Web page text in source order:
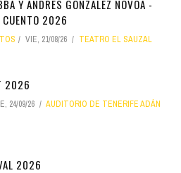
Y ANDRÉS GONZÁLEZ NOVOA -
CUENTO 2026
VIE, 21/08/26 TEATRO EL SAUZAL
2026
24/09/26
AUDITORIO DE TENERIFE ADÁN
2026